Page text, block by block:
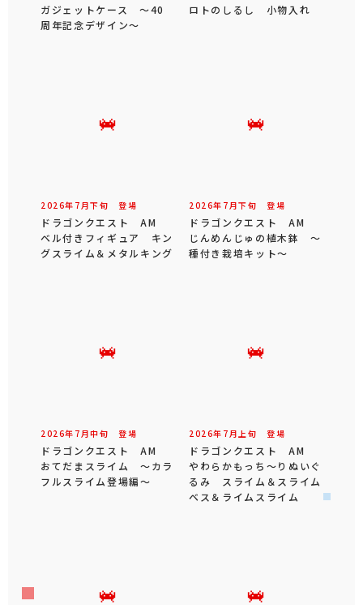
ガジェットケース ～40
周年記念デザイン～
ロトのしるし 小物入れ
2026年 7 月下旬 登場
ドラゴンクエスト AM
ベル付きフィギュア キン
グスライム＆メタルキング
2026年 7 月下旬 登場
ドラゴンクエスト AM
じんめんじゅの植木鉢 ～
種付き栽培キット～
2026年 7 月中旬 登場
ドラゴンクエスト AM
おてだまスライム ～カラ
フルスライム登場編～
2026年 7 月 上旬 登場
ドラゴンクエスト AM
やわらかもっち～りぬいぐ
るみ スライム＆スライム
ベス＆ライムスライム